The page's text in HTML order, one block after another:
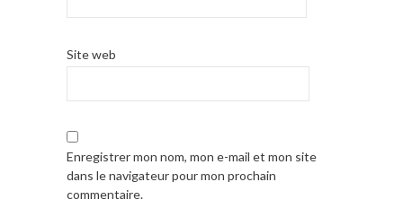
Site web
Enregistrer mon nom, mon e-mail et mon site
dans le navigateur pour mon prochain
commentaire.